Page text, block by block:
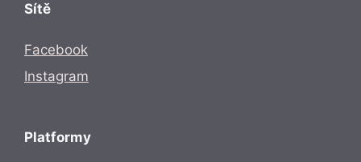
Sítě
Facebook
Instagram
Platformy